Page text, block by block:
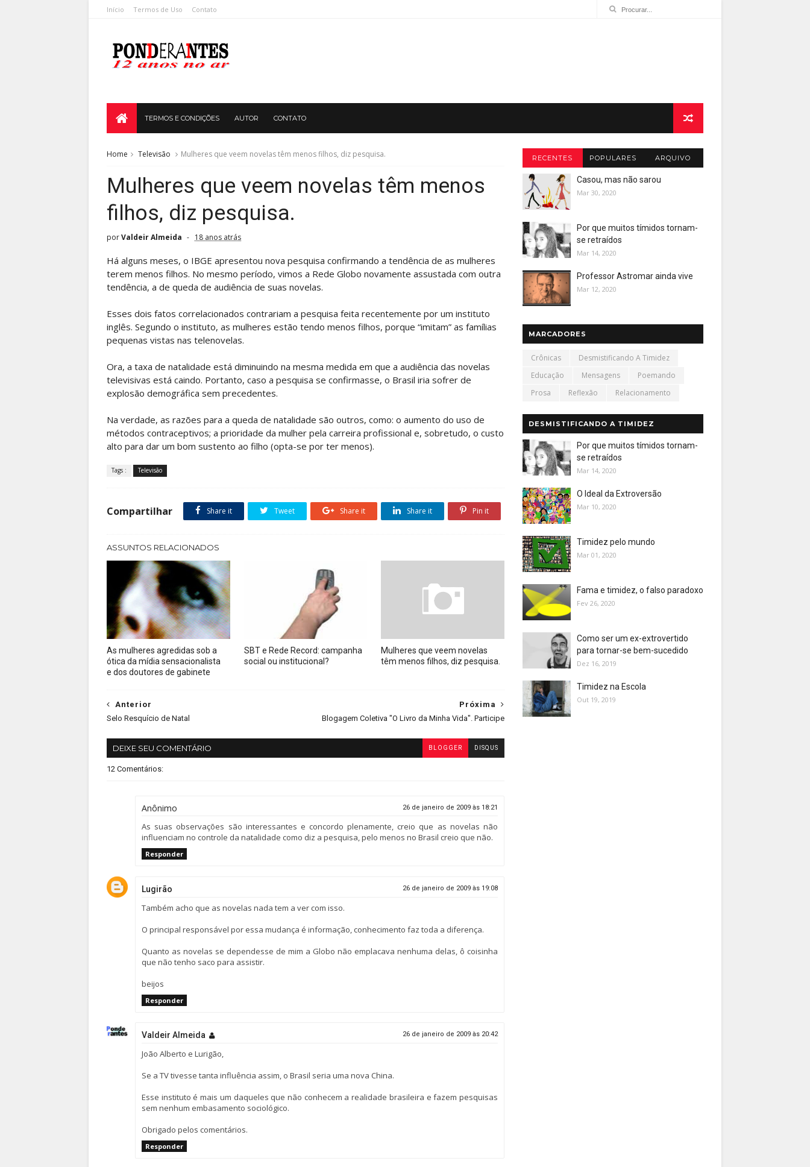
Início Termos de Uso Contato
TERMOS E CONDIÇÕES AUTOR CONTATO
Home Televisão Mulheres que veem novelas têm menos filhos, diz pesquisa.
Mulheres que veem novelas têm menos
filhos, diz pesquisa.
porValdeir Almeida 18 anos atrás
Há alguns meses, o IBGE apresentou nova pesquisa confirmando a tendência de as mulheres
terem menos filhos. No mesmo período, vimos a Rede Globo novamente assustada com outra
tendência, a de queda de audiência de suas novelas.
Esses dois fatos correlacionados contrariam a pesquisa feita recentemente por um instituto
inglês. Segundo o instituto, as mulheres estão tendo menos filhos, porque “imitam” as famílias
pequenas vistas nas telenovelas.
Ora, a taxa de natalidade está diminuindo na mesma medida em que a audiência das novelas
televisivas está caindo. Portanto, caso a pesquisa se confirmasse, o Brasil iria sofrer de
explosão demográfica sem precedentes.
Na verdade, as razões para a queda de natalidade são outros, como: o aumento do uso de
métodos contraceptivos; a prioridade da mulher pela carreira profissional e, sobretudo, o custo
alto para dar um bom sustento ao filho (opta-se por ter menos).
Tags : Televisão
Compartilhar Share it Tweet Share it Share it Pin it
ASSUNTOS RELACIONADOS
As mulheres agredidas sob a
ótica da mídia sensacionalista
e dos doutores de gabinete
SBT e Rede Record: campanha
social ou institucional?
Mulheres que veem novelas
têm menos filhos, diz pesquisa.
Próxima
Blogagem Coletiva "O Livro da Minha Vida". Participe
Anterior
Selo Resquício de Natal
DEIXE SEU COMENTÁRIO BLOGGER DISQUS
12 Comentários:
Anônimo 26 de janeiro de 2009 às 18:21
As suas observações são interessantes e concordo plenamente, creio que as novelas não
influenciam no controle da natalidade como diz a pesquisa, pelo menos no Brasil creio que não.
Responder
Lugirão 26 de janeiro de 2009 às 19:08
Também acho que as novelas nada tem a ver com isso.
O principal responsável por essa mudança é informação, conhecimento faz toda a diferença.
Quanto as novelas se dependesse de mim a Globo não emplacava nenhuma delas, ô coisinha
que não tenho saco para assistir.
beijos
Responder
Valdeir Almeida 26 de janeiro de 2009 às 20:42
João Alberto e Lurigão,
Se a TV tivesse tanta influência assim, o Brasil seria uma nova China.
Esse instituto é mais um daqueles que não conhecem a realidade brasileira e fazem pesquisas
sem nenhum embasamento sociológico.
Obrigado pelos comentários.
Responder
RECENTES POPULARES ARQUIVO
Casou, mas não sarou
Mar 30, 2020
Por que muitos tímidos tornam-
se retraídos
Mar 14, 2020
Professor Astromar ainda vive
Mar 12, 2020
MARCADORES
Crônicas
Desmistificando A Timidez
Educação
Mensagens
Poemando
Prosa
Reflexão Relacionamento
DESMISTIFICANDO A TIMIDEZ
Por que muitos tímidos tornam-
se retraídos
Mar 14, 2020
O Ideal da Extroversão
Mar 10, 2020
Timidez pelo mundo
Mar 01, 2020
Fama e timidez, o falso paradoxo
Fev 26, 2020
Como ser um ex-extrovertido
para tornar-se bem-sucedido
Dez 16, 2019
Timidez na Escola
Out 19, 2019